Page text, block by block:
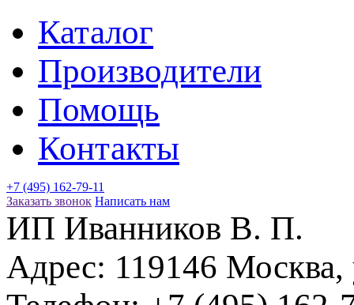
Каталог
Производители
Помощь
Контакты
+7 (495) 162-79-11
Заказать звонок Написать нам
ИП Иванников В. П.
Адрес: 119146 Москва,